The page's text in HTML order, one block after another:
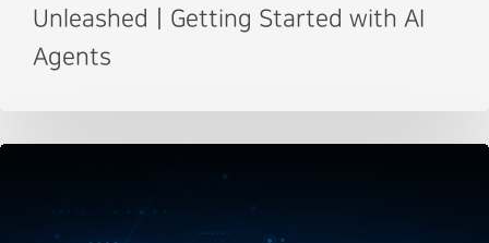
UnleashedㅣGetting Started with AI
Agents